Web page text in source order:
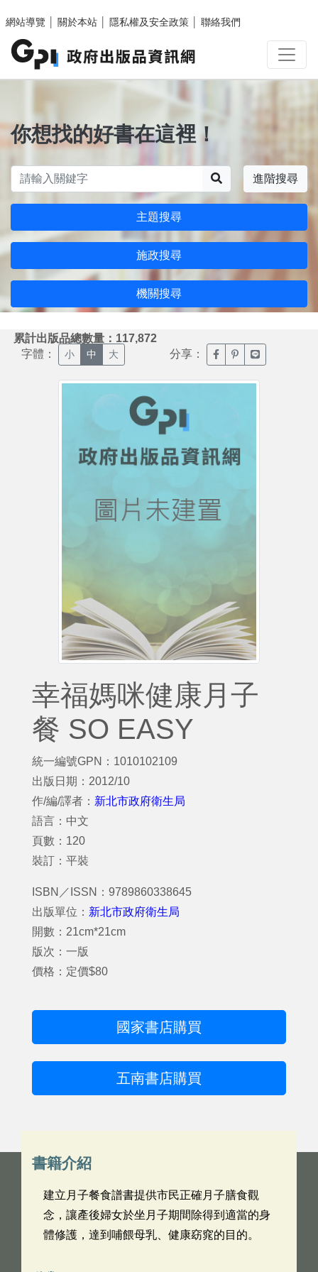
網站導覽
關於本站 隱私權及安全政策 聯絡我們
你想找的好書在這裡！
進階搜尋
主題搜尋
施政搜尋
機關搜尋
累計出版品總數量：117,872
字體： 小 中 大 分享： 臉書分享(另開新視窗)
噗浪分享(另開新
Line分享(另
幸福媽咪健康月子
餐 SO EASY
統一編號GPN：1010102109
出版日期：2012/10
作/編/譯者： 新北市政府衛生局
語言：中文
頁數：120
裝訂：平裝
ISBN／ISSN：9789860338645
出版單位： 新北市政府衛生局
開數：21cm*21cm
版次：一版
價格：定價$80
國家書店購買
五南書店購買
書籍介紹
建立月子餐食譜書提供市民正確月子膳食觀
念，讓產後婦女於坐月子期間除得到適當的身
體修護，達到哺餵母乳、健康窈窕的目的。